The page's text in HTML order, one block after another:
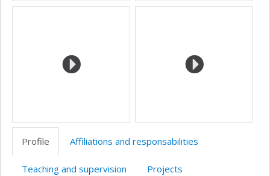
Profile Affiliations and responsabilities
Teaching and supervision Projects